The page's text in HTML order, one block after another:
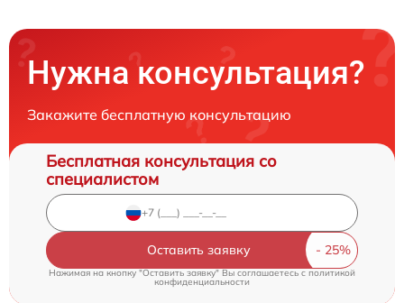
Нужна консультация?
Закажите бесплатную консультацию
Бесплатная консультация со
специалистом
Оставить заявку
Нажимая на кнопку "Оставить заявку" Вы соглашаетесь cполитикой
конфиденциальности